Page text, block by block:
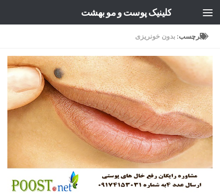
کلینیک پوست و مو بهشت
برچسب: بدون خونریزی